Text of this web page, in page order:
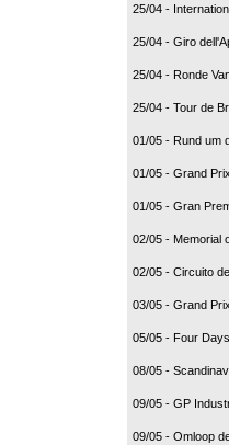
25/04 -
25/04 - Giro
25/04 - Ronde
25/04 - Tour de
01/05 - Rund um
01/05 - Grand
01/05 - Gran
02/05 - Memorial
02/05 - Circuito
03/05 - Grand
05/05 - Four
08/05 -
09/05 - GP
09/05 - Omloop